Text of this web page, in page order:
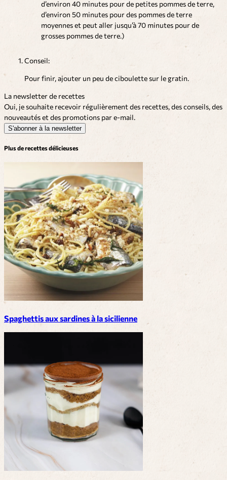
d’environ 40 minutes pour de petites pommes de terre,
d’environ 50 minutes pour des pommes de terre
moyennes et peut aller jusqu’à 70 minutes pour de
grosses pommes de terre.)
Conseil:
Pour finir, ajouter un peu de ciboulette sur le gratin.
La newsletter de recettes
Oui, je souhaite recevoir régulièrement des recettes, des conseils, des
nouveautés et des promotions par e-mail.
S'abonner à la newsletter
Plus de recettes délicieuses
Spaghettis aux sardines à la sicilienne